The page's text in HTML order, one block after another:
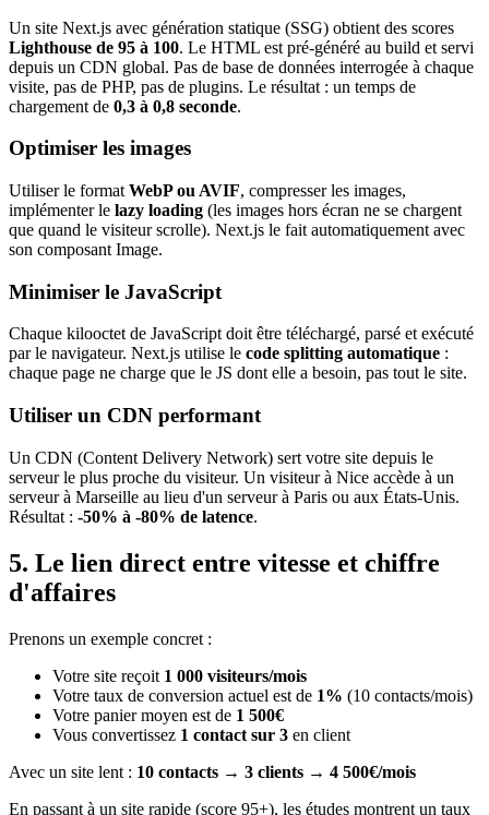
Un site Next.js avec génération statique (SSG) obtient des scores
Lighthouse de 95 à 100. Le HTML est pré-généré au build et servi
depuis un CDN global. Pas de base de données interrogée à chaque
visite, pas de PHP, pas de plugins. Le résultat : un temps de
chargement de 0,3 à 0,8 seconde.
Optimiser les images
Utiliser le format WebP ou AVIF, compresser les images,
implémenter le lazy loading (les images hors écran ne se chargent
que quand le visiteur scrolle). Next.js le fait automatiquement avec
son composant Image.
Minimiser le JavaScript
Chaque kilooctet de JavaScript doit être téléchargé, parsé et exécuté
par le navigateur. Next.js utilise le code splitting automatique :
chaque page ne charge que le JS dont elle a besoin, pas tout le site.
Utiliser un CDN performant
Un CDN (Content Delivery Network) sert votre site depuis le
serveur le plus proche du visiteur. Un visiteur à Nice accède à un
serveur à Marseille au lieu d'un serveur à Paris ou aux États-Unis.
Résultat : -50% à -80% de latence.
5. Le lien direct entre vitesse et chiffre
d'affaires
Prenons un exemple concret :
Votre site reçoit 1 000 visiteurs/mois
Votre taux de conversion actuel est de 1% (10 contacts/mois)
Votre panier moyen est de 1 500€
Vous convertissez 1 contact sur 3 en client
Avec un site lent : 10 contacts → 3 clients → 4 500€/mois
En passant à un site rapide (score 95+), les études montrent un taux